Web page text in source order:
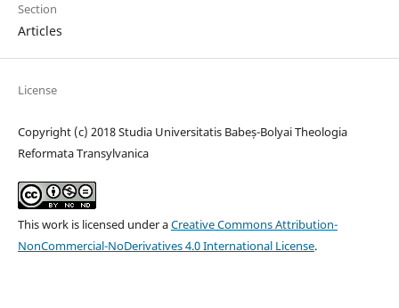
Section
Articles
License
Copyright (c) 2018 Studia Universitatis Babeș-Bolyai Theologia
Reformata Transylvanica
This work is licensed under aCreative Commons Attribution-
NonCommercial-NoDerivatives 4.0 International License.